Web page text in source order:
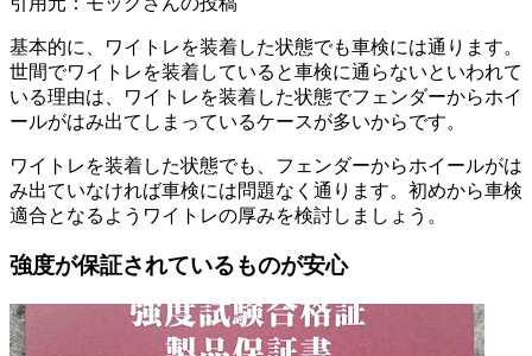
基本的に、ワイトレを装着した状態でも車検には通ります。
世間でワイトレを装着していると車検に通らないといわれて
いる理由は、ワイトレを装着した状態でフェンダーからホイ
ールがはみ出てしまっているケースが多いからです。
ワイトレを装着した状態でも、フェンダーからホイールがは
み出ていなければ車検には問題なく通ります。初めから車検
適合となるようワイトレの厚みを検討しましょう。
強度が保証されているものが安心